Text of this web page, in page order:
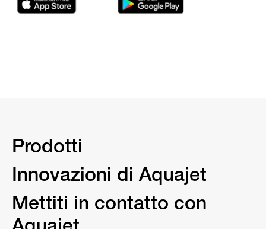
Prodotti
Innovazioni di Aquajet
Mettiti in contatto con